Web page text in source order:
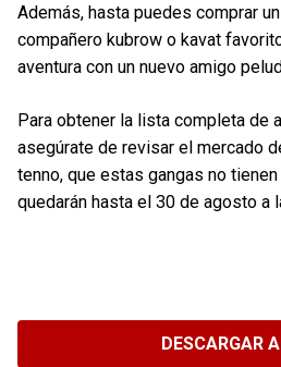
Además, hasta puedes comprar
compañero kubrow o kavat
aventura con un nuevo amigo
Para obtener la lista completa de
asegúrate de revisar el mercado
tenno, que estas gangas no
quedarán hasta el 30 de agosto a
DESCARGAR